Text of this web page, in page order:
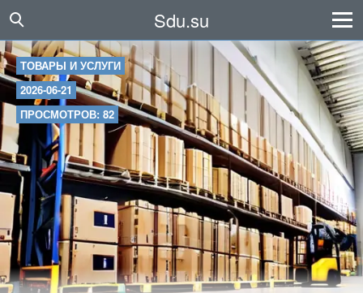
Sdu.su
ТОВАРЫ И УСЛУГИ
2026-06-21
ПРОСМОТРОВ: 82